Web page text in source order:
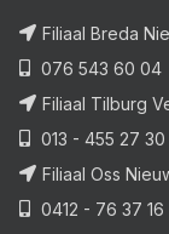
Filiaal Breda
076 543 60 04
Filiaal Tilburg
013 - 455 27 30
Filiaal Oss
0412 - 76 37 16